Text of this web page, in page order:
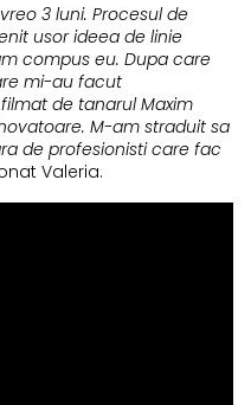
3 luni. Procesul de
usor ideea de linie
compus eu. Dupa care
mi-au facut
de tanarul Maxim
M-am straduit sa
de profesionisti care fac
Valeria.